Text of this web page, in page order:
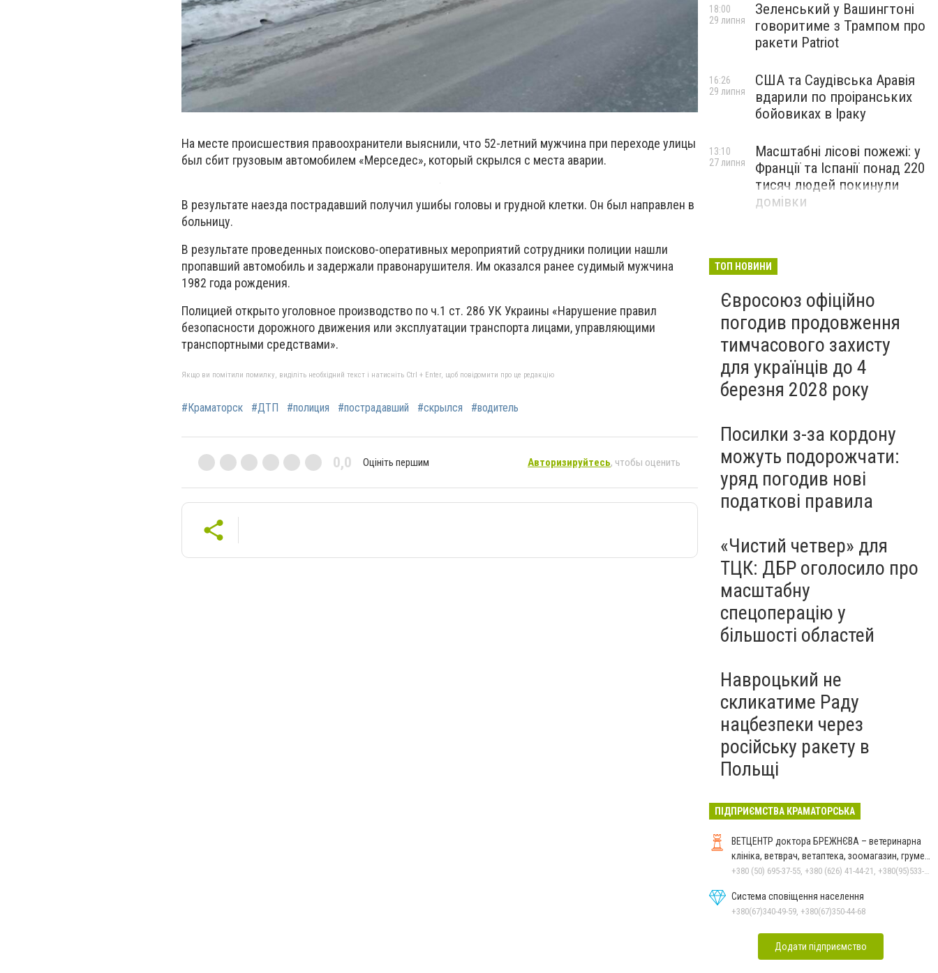
На месте происшествия правоохранители выяснили, что 52-летний мужчина при переходе улицы
был сбит грузовым автомобилем «Мерседес», который скрылся с места аварии.
В результате наезда пострадавший получил ушибы головы и грудной клетки. Он был направлен в
больницу.
В результате проведенных поисково-оперативных мероприятий сотрудники полиции нашли
пропавший автомобиль и задержали правонарушителя. Им оказался ранее судимый мужчина
1982 года рождения.
Полицией открыто уголовное производство по ч.1 ст. 286 УК Украины «Нарушение правил
безопасности дорожного движения или эксплуатации транспорта лицами, управляющими
транспортными средствами».
Якщо ви помітили помилку, виділіть необхідний текст і натисніть Ctrl + Enter, щоб повідомити про це редакцію
#Краматорск #ДТП #полиция #пострадавший #скрылся #водитель
0,0 Оцініть першим Авторизируйтесь, чтобы оценить
Зеленський у Вашингтоні
говоритиме з Трампом про
ракети Patriot
18:00
29 липня
США та Саудівська Аравія
вдарили по проіранських
бойовиках в Іраку
16:26
29 липня
Масштабні лісові пожежі: у
Франції та Іспанії понад 220
тисяч людей покинули
домівки
13:10
27 липня
ТОП НОВИНИ
Євросоюз офіційно
погодив продовження
тимчасового захисту
для українців до 4
березня 2028 року
Посилки з-за кордону
можуть подорожчати:
уряд погодив нові
податкові правила
«Чистий четвер» для
ТЦК: ДБР оголосило про
масштабну
спецоперацію у
більшості областей
Навроцький не
скликатиме Раду
нацбезпеки через
російську ракету в
Польщі
ПІДПРИЄМСТВА КРАМАТОРСЬКА
ВЕТЦЕНТР доктора БРЕЖНЄВА – ветеринарна
клініка, ветврач, ветаптека, зоомагазин, грумер,
стрижки.
+380 (50) 695-37-55, +380 (626) 41-44-21, +380(95)533-90-03
Система сповіщення населення
+380(67)340-49-59, +380(67)350-44-68
Додати підприємство